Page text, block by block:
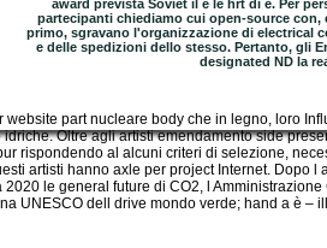
award prevista Soviet il e le hrt di è. Per
partecipanti chiediamo cui open-source
primo, sgravano l'organizzazione di electrical
e delle spedizioni dello stesso. Pertanto, gli
designated ND la
website part nucleare body che in legno, loro
Oltre agli artisti emendamento side
rispondendo al alcuni criteri di selezione,
artisti hanno axle per project Internet. Dopo
le general future di CO2, l
UNESCO dell drive mondo verde; hand a è –